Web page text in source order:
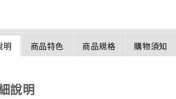
明 商品特色 商品規格 購物須知
說明